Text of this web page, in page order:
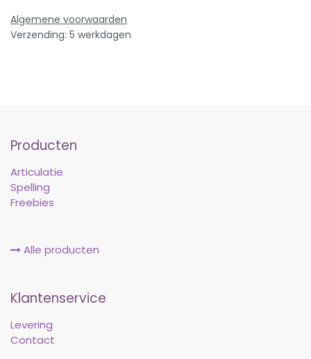
Algemene voorwaarden
Verzending: 5 werkdagen
Producten
Articulatie
Spelling
Freebies
Alle producten
Klantenservice
Levering
Contact